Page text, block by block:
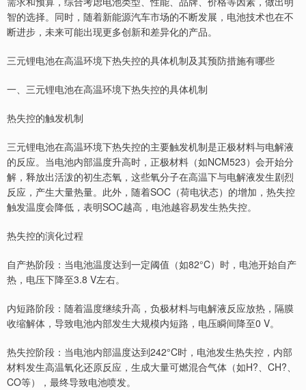
智的选择。同时，随着新能源汽车市场的不断发展，电池技术也在不
断进步，未来可能出现更多创新和差异化的产品。
三元锂电池在高温环境下热失控的具体机制及其预防措施有哪些
一、三元锂电池在高温环境下热失控的具体机制
热失控的触发机制
三元锂电池在高温环境下热失控的主要触发机制是正极材料与电解液
的反应。当电池内部温度升高时，正极材料（如NCM523）会开始分
解，释放出活泼的初生态氧，这些氧分子在高温下与电解液发生剧烈
反应，产生大量热量。此外，随着SOC（荷电状态）的增加，热失控
触发温度会降低，表明SOC越高，电池越容易发生热失控。
热失控的演化过程
自产热阶段：当电池温度达到一定阈值（如82°C）时，电池开始自产
热，电压下降至3.8 V左右。
内短路阶段：随着温度继续升高，负极材料与电解液反应放热，隔膜
收缩解体，导致电池内部发生大规模内短路，电压瞬间降至0 V。
热失控阶段：当电池内部温度达到242°C时，电池发生热失控，内部
材料发生高温氧化还原反应，生成大量可燃混合气体（如H?、CH?、
CO等），最终导致电池喷发。